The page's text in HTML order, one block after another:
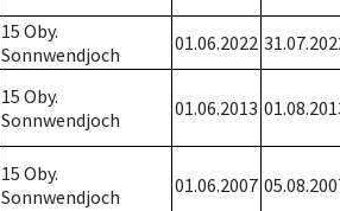
15 Oby.
Sonnwendjoch
01.06.2022
15 Oby.
Sonnwendjoch
01.06.2013
15 Oby.
Sonnwendjoch
01.06.2007